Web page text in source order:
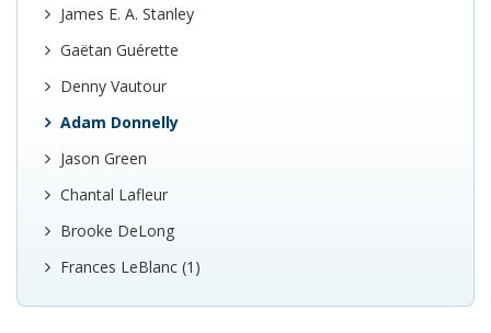
James E. A. Stanley
Gaëtan Guérette
Denny Vautour
Adam Donnelly
Jason Green
Chantal Lafleur
Brooke DeLong
Frances LeBlanc (1)